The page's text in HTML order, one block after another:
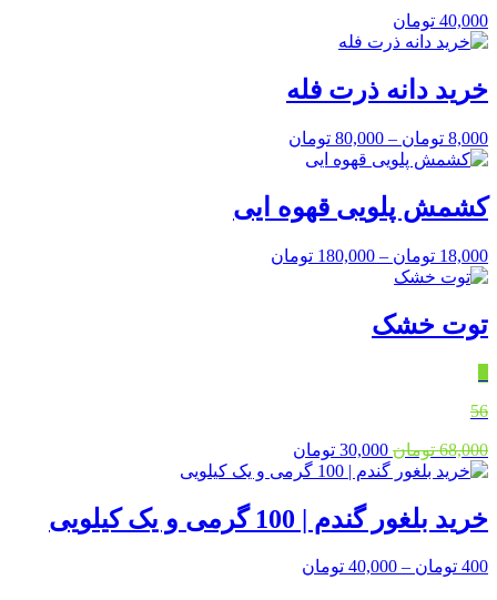
40,000 تومان
خرید دانه ذرت فله
8,000 تومان –
80,000 تومان
کشمش پلویی قهوه ایی
18,000 تومان –
180,000 تومان
توت خشک
56
68,000 تومان 30,000 تومان
خرید بلغور گندم | 100 گرمی و یک کیلویی
400 تومان –
40,000 تومان